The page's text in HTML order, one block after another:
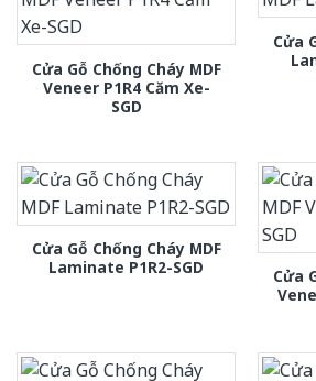
Cửa Gỗ Chống Cháy MDF
Veneer P1R4 Căm Xe-
SGD
Cửa
Cửa Gỗ Chống Cháy MDF
Laminate P1R2-SGD
Cửa